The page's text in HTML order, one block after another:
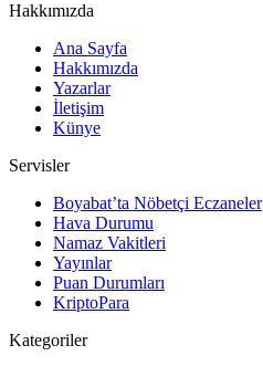
Hakkımızda
Ana Sayfa
Hakkımızda
Yazarlar
İletişim
Künye
Servisler
Boyabat’ta Nöbetçi Eczaneler
Hava Durumu
Namaz Vakitleri
Yayınlar
Puan Durumları
KriptoPara
Kategoriler